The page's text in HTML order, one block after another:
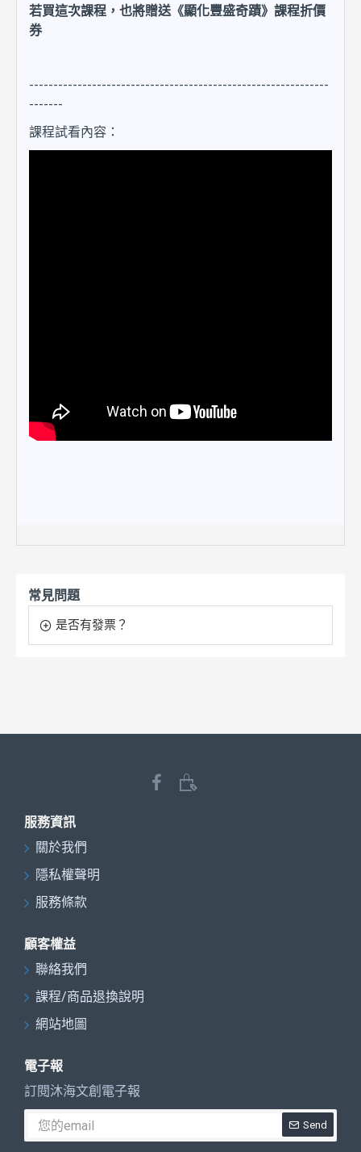
若買這次課程，也將贈送《顯化豐盛奇蹟》課程折價
券
--------------------------------------------------------------
-------
課程試看內容：
常見問題
是否有發票？
服務資訊
關於我們
隱私權聲明
服務條款
顧客權益
聯絡我們
課程/商品退換說明
網站地圖
電子報
訂閱沐海文創電子報
Send